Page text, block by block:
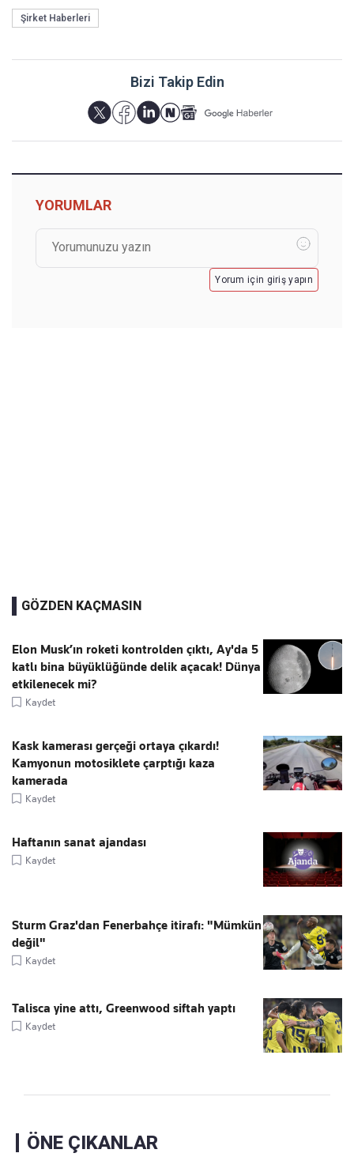
Şirket Haberleri
Bizi Takip Edin
YORUMLAR
Yorum için giriş yapın
GÖZDEN KAÇMASIN
Elon Musk’ın roketi kontrolden çıktı, Ay'da 5
katlı bina büyüklüğünde delik açacak! Dünya
etkilenecek mi?
Kaydet
Kask kamerası gerçeği ortaya çıkardı!
Kamyonun motosiklete çarptığı kaza
kamerada
Kaydet
Haftanın sanat ajandası
Kaydet
Sturm Graz'dan Fenerbahçe itirafı: "Mümkün
değil"
Kaydet
Talisca yine attı, Greenwood siftah yaptı
Kaydet
ÖNE ÇIKANLAR